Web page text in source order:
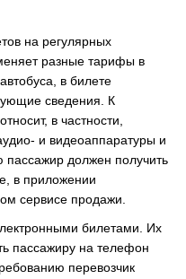
на регулярных
разные тарифы в
в билете
сведения. К
в частности,
и видеоаппаратуры и
должен получить
в приложении
сервисе продажи.
билетами. Их
пассажиру на телефон
перевозчик